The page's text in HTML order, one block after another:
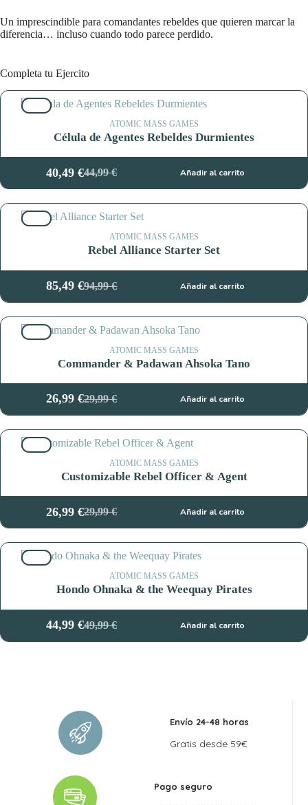
Un imprescindible para comandantes rebeldes que quieren marcar la
diferencia… incluso cuando todo parece perdido.
Completa tu Ejercito
ATOMIC MASS GAMES
Célula de Agentes Rebeldes Durmientes
44,99€
El
precio
original
era:
44,99 €.
40,49€El
precio
actual
es:
40,49 €.
Añadir al carrito
ATOMIC MASS GAMES
Rebel Alliance Starter Set
94,99€
El
precio
original
era:
94,99 €.
85,49€El
precio
actual
es:
85,49 €.
Añadir al carrito
ATOMIC MASS GAMES
Commander & Padawan Ahsoka Tano
29,99€
El
precio
original
era:
29,99 €.
26,99€El
precio
actual
es:
26,99 €.
Añadir al carrito
ATOMIC MASS GAMES
Customizable Rebel Officer & Agent
29,99€
El
precio
original
era:
29,99 €.
26,99€El
precio
actual
es:
26,99 €.
Añadir al carrito
ATOMIC MASS GAMES
Hondo Ohnaka & the Weequay Pirates
49,99€
El
precio
44,99€El
precio
Añadir al carrito
Envío 24-48 horas
Gratis desde 59€
Pago seguro